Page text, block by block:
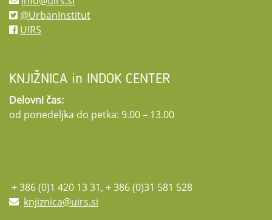
@UrbanInstitut
UIRS
KNJIŽNICA in INDOK CENTER
Delovni čas:
od ponedeljka do petka: 9.00 – 13.00
+ 386 (0)1 420 13 31, + 386 (0)31 581 528
knjiznica@uirs.si